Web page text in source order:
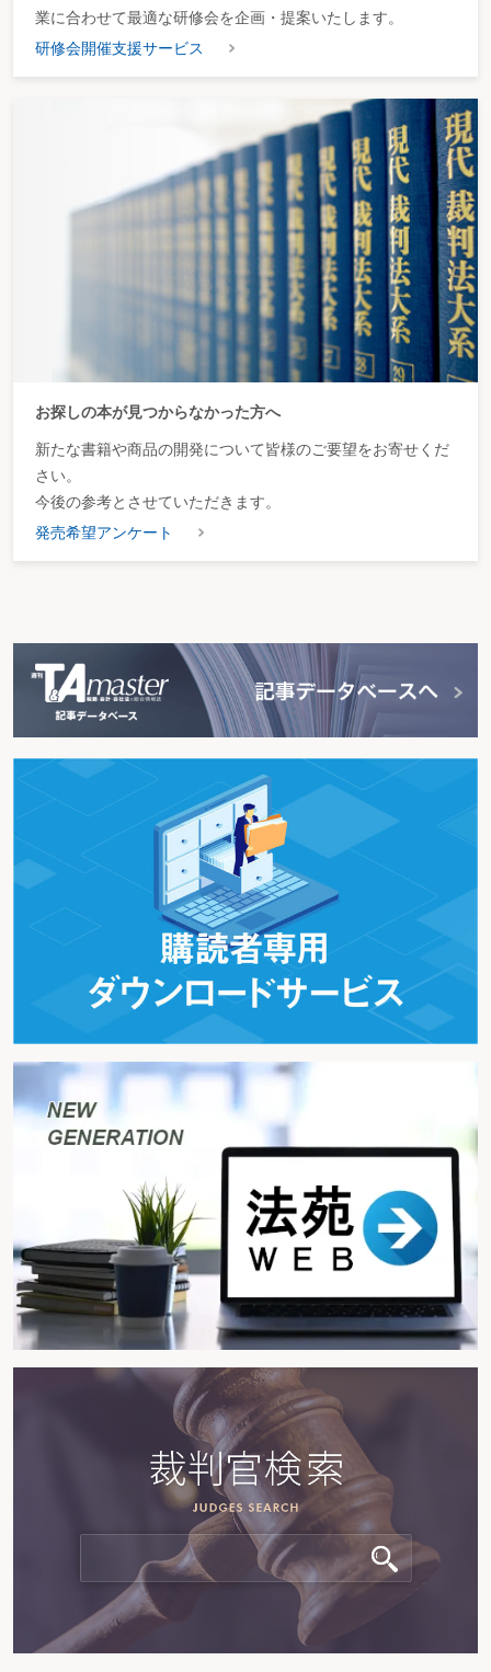
業に合わせて最適な研修会を企画・提案いたします。
研修会開催支援サービス
お探しの本が見つからなかった方へ
新たな書籍や商品の開発について皆様のご要望をお寄せくだ
さい。
今後の参考とさせていただきます。
発売希望アンケート